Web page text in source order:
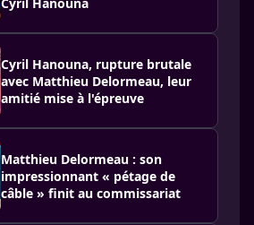
Cyril Hanouna, rupture brutale
avec Matthieu Delormeau, leur
amitié mise à l'épreuve
Matthieu Delormeau : son
impressionnant « pétage de
câble » finit au commissariat